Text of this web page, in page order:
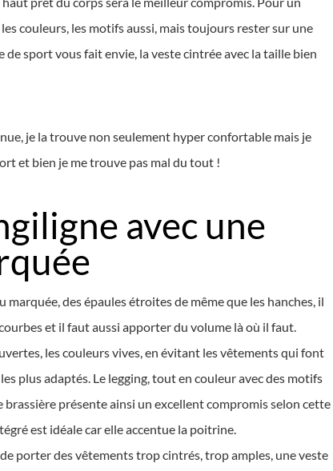
couleurs, les motifs aussi, mais toujours rester sur une
de sport vous fait envie, la veste cintrée avec la taille bien
je la trouve non seulement hyper confortable mais je
et bien je me trouve pas mal du tout !
avec une
des épaules étroites de même que les hanches, il
et il faut aussi apporter du volume là où il faut.
les couleurs vives, en évitant les vêtements qui font
plus adaptés. Le legging, tout en couleur avec des motifs
brassière présente ainsi un excellent compromis selon cette
est idéale car elle accentue la poitrine.
porter des vêtements trop cintrés, trop amples, une veste